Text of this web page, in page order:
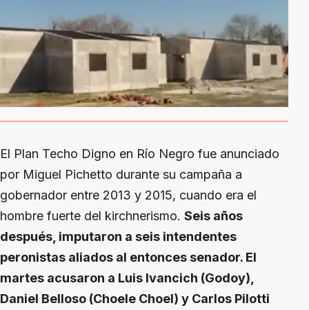
El Plan Techo Digno en Río Negro fue anunciado
por Miguel Pichetto durante su campaña a
gobernador entre 2013 y 2015, cuando era el
hombre fuerte del kirchnerismo. Seis años
después, imputaron a seis intendentes
peronistas aliados al entonces senador. El
martes acusaron a Luis Ivancich (Godoy),
Daniel Belloso (Choele Choel) y Carlos Pilotti